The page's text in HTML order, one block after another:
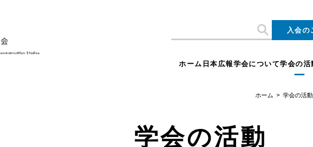
ホーム 日本広報学会について学会の活
入会の
ホーム 学会の活動
学会の活動